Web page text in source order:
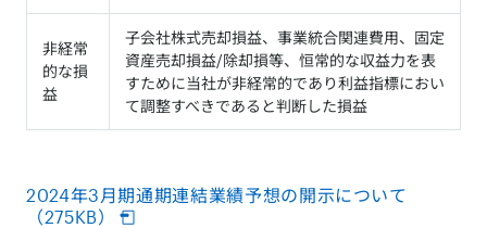
非経常
的な損
益
子会社株式売却損益、事業統合関連費用、固定
資産売却損益/除却損等、恒常的な収益力を表
すために当社が非経常的であり利益指標におい
て調整すべきであると判断した損益
2024年3月期通期連結業績予想の開示について
（275KB）